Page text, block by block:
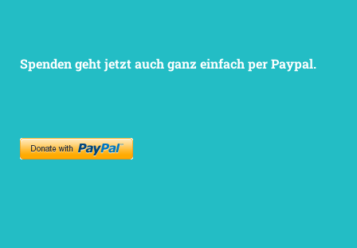
Spenden geht jetzt auch ganz einfach per Paypal.